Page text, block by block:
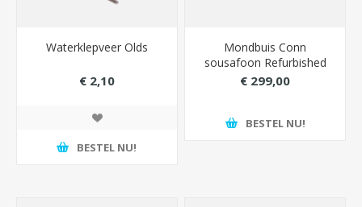
Waterklepveer Olds
€ 2,10
BESTEL NU!
Mondbuis Conn
sousafoon Refurbished
€ 299,00
BESTEL NU!